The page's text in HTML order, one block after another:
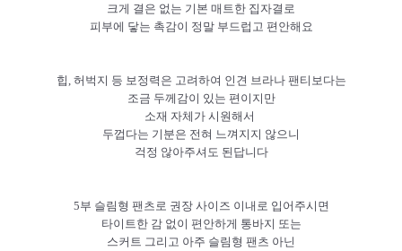
크게 결은 없는 기본 매트한 집자결로
피부에 닿는 촉감이 정말 부드럽고 편안해요
힙, 허벅지 등 보정력은 고려하여 인견 브라나 팬티보다는
조금 두께감이 있는 편이지만
소재 자체가 시원해서
두껍다는 기분은 전혀 느껴지지 않으니
걱정 않아주셔도 된답니다
5부 슬림형 팬츠로 권장 사이즈 이내로 입어주시면
타이트한 감 없이 편안하게 통바지 또는
스커트 그리고 아주 슬림형 팬츠 아닌